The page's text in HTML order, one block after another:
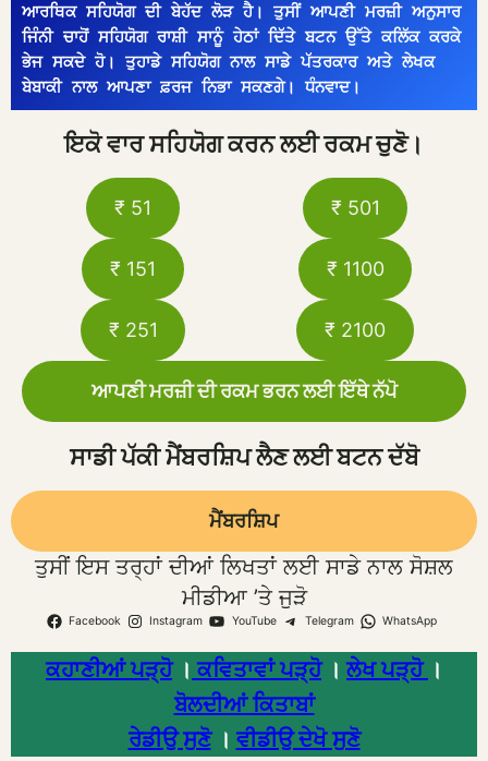
ਆਰਥਿਕ ਸਹਿਯੋਗ ਦੀ ਬੇਹੱਦ ਲੋੜ ਹੈ। ਤੁਸੀਂ ਆਪਣੀ ਮਰਜ਼ੀ ਅਨੁਸਾਰ
ਜਿੰਨੀ ਚਾਹੋਂ ਸਹਿਯੋਗ ਰਾਸ਼ੀ ਸਾਨੂੰ ਹੇਠਾਂ ਦਿੱਤੇ ਬਟਨ ਉੱਤੇ ਕਲਿੱਕ ਕਰਕੇ
ਭੇਜ ਸਕਦੇ ਹੋ। ਤੁਹਾਡੇ ਸਹਿਯੋਗ ਨਾਲ ਸਾਡੇ ਪੱਤਰਕਾਰ ਅਤੇ ਲੇਖਕ
ਬੇਬਾਕੀ ਨਾਲ ਆਪਣਾ ਫ਼ਰਜ ਨਿਭਾ ਸਕਣਗੇ। ਧੰਨਵਾਦ।
ਇਕੋ ਵਾਰ ਸਹਿਯੋਗ ਕਰਨ ਲਈ ਰਕਮ ਚੁਣੋ।
₹ 51
₹ 151
₹ 251
₹ 501
₹ 1100
₹ 2100
ਆਪਣੀ ਮਰਜ਼ੀ ਦੀ ਰਕਮ ਭਰਨ ਲਈ ਇੱਥੇ ਨੱਪੋ
ਸਾਡੀ ਪੱਕੀ ਮੈਂਬਰਸ਼ਿਪ ਲੈਣ ਲਈ ਬਟਨ ਦੱਬੋ
ਮੈਂਬਰਸ਼ਿਪ
ਤੁਸੀਂ ਇਸ ਤਰ੍ਹਾਂ ਦੀਆਂ ਲਿਖਤਾਂ ਲਈ ਸਾਡੇ ਨਾਲ ਸੋਸ਼ਲ
ਮੀਡੀਆ ’ਤੇ ਜੁੜੋ
Facebook Instagram YouTube Telegram WhatsApp
ਕਹਾਣੀਆਂ ਪੜ੍ਹੋ। ਕਵਿਤਾਵਾਂ ਪੜ੍ਹੋ।ਲੇਖ ਪੜ੍ਹੋ ।
ਬੋਲਦੀਆਂ ਕਿਤਾਬਾਂ
ਰੇਡੀਉ ਸੁਣੋ। ਵੀਡੀਉ ਦੇਖੋ ਸੁਣੋ